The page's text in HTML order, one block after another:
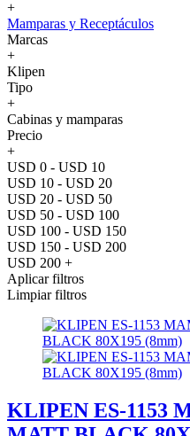
+
Mamparas y Receptáculos
Marcas
+
Klipen
Tipo
+
Cabinas y mamparas
Precio
+
USD 0 - USD 10
USD 10 - USD 20
USD 20 - USD 50
USD 50 - USD 100
USD 100 - USD 150
USD 150 - USD 200
USD 200 +
Aplicar filtros
Limpiar filtros
KLIPEN ES-1153